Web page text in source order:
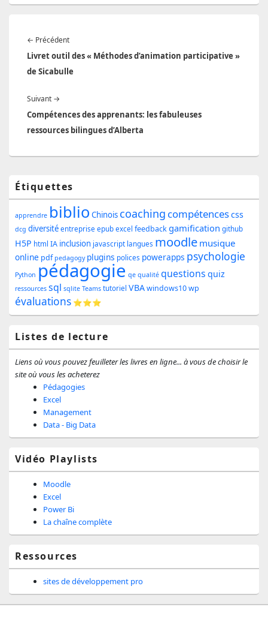
de
l’article
← PrécédentArticle
précédent :
Livret outil des « Méthodes d’animation participative »
de Sicabulle
Suivant →
suivant :
Compétences des apprenants: les fabuleuses
ressources bilingues d’Alberta
Zone
principale
de
widget
pour
la
barre
latérale
Étiquettes
apprendre biblio Chinois coaching compétencescss
dcg diversité entreprise epub excel feedbackgamification github
H5P html IA inclusion javascript langues moodle musique
online pdf pedagogy plugins polices powerapps psychologie
Python pédagogie qe qualité questions quiz
ressources sql sqlite Teams tutoriel VBAwindows10wp
évaluations ⭐⭐⭐
Listes de lecture
Liens où vous pouvez feuilleter les livres en ligne... à vous de choisir le
site où vous les acheterez
Pédagogies
Excel
Management
Data - Big Data
Vidéo Playlists
Moodle
Excel
Power Bi
La chaîne complète
Ressources
sites de développement pro